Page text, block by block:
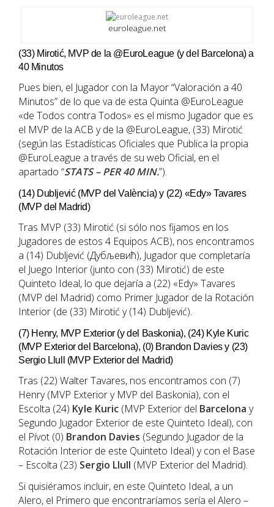
euroleague.net
(33) Mirotić, MVP de la @EuroLeague (y del Barcelona) a
40 Minutos
Pues bien, el Jugador con la Mayor “Valoración a 40
Minutos” de lo que va de esta Quinta @EuroLeague
«de Todos contra Todos» es el mismo Jugador que es
el MVP de la ACB y de la @EuroLeague, (33) Mirotić
(según las Estadísticas Oficiales que Publica la propia
@EuroLeague a través de su web Oficial, en el
apartado “STATS – PER 40 MIN.”).
(14) Dubljević (MVP del València) y (22) «Edy» Tavares
(MVP del Madrid)
Tras MVP (33) Mirotić (si sólo nos fijamos en los
Jugadores de estos 4 Equipos ACB), nos encontramos
a (14) Dubljević (Дубљевић), Jugador que completaría
el Juego Interior (junto con (33) Mirotić) de este
Quinteto Ideal, lo que dejaría a (22) «Edy» Tavares
(MVP del Madrid) como Primer Jugador de la Rotación
Interior (de (33) Mirotić y (14) Dubljević).
(7) Henry, MVP Exterior (y del Baskonia), (24) Kyle Kuric
(MVP Exterior del Barcelona), (0) Brandon Davies y (23)
Sergio Llull (MVP Exterior del Madrid)
Tras (22) Walter Tavares, nos encontramos con (7)
Henry (MVP Exterior y MVP del Baskonia), con el
Escolta (24) Kyle Kuric (MVP Exterior del Barcelona y
Segundo Jugador Exterior de este Quinteto Ideal), con
el Pívot (0) Brandon Davies (Segundo Jugador de la
Rotación Interior de este Quinteto Ideal) y con el Base
– Escolta (23) Sergio Llull (MVP Exterior del Madrid).
Si quisiéramos incluir, en este Quinteto Ideal, a un
Alero, el Primero que encontraríamos sería el Alero –